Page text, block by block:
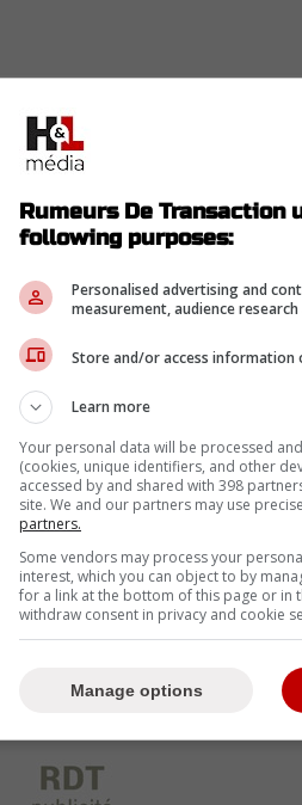
comme un marqueur
ma carrière, puis les
Je ne veux pas
sais que j'en suis
avec les
importants, a souligné
saison régulière dans la
et du leadership,
C'était inspirant,
moi. »
de la parole aux
Rumeurs De Transaction
following purposes:
Personalised advertising and
measurement, audience
Store and/or access information
Learn more
Your personal data will be processed
(cookies, unique identifiers, and other
accessed by and shared with 398
site. We and our partners may use
partners.
Some vendors may process your
interest, which you can object to by
for a link at the bottom of this page or in
withdraw consent in privacy and cookie
Manage options